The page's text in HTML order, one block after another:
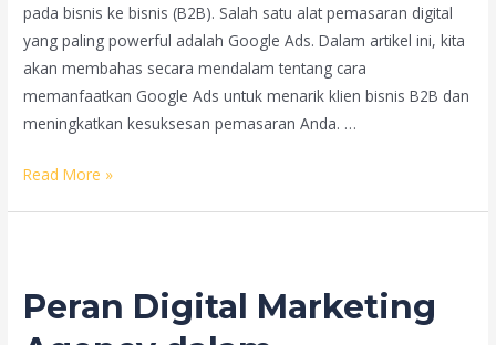
pada bisnis ke bisnis (B2B). Salah satu alat pemasaran digital
yang paling powerful adalah Google Ads. Dalam artikel ini, kita
akan membahas secara mendalam tentang cara
memanfaatkan Google Ads untuk menarik klien bisnis B2B dan
meningkatkan kesuksesan pemasaran Anda. …
Memanfaatkan
Klien
Bisnis
Read More »
Peran Digital Marketing